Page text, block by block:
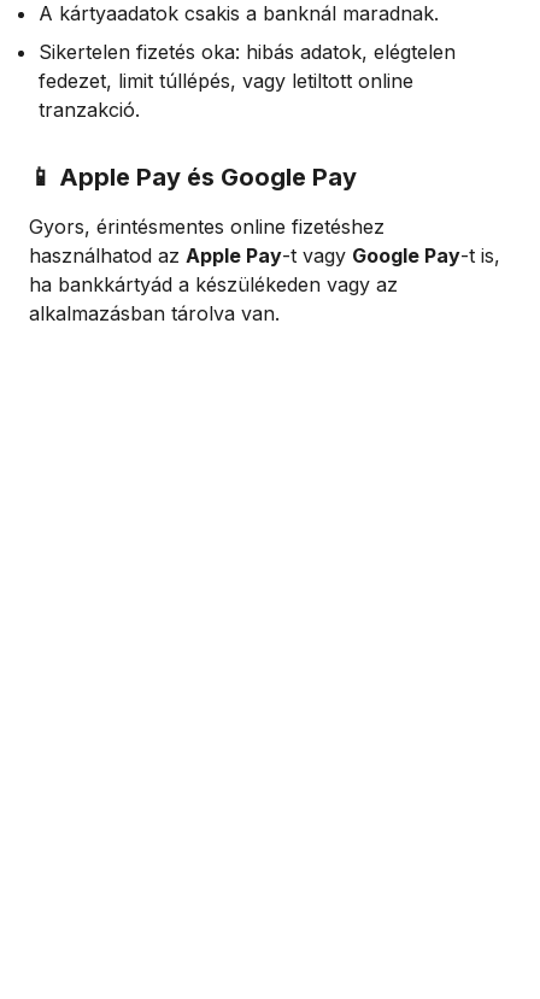
A kártyaadatok csakis a banknál maradnak.
Sikertelen fizetés oka: hibás adatok, elégtelen
fedezet, limit túllépés, vagy letiltott online
tranzakció.
📱 Apple Pay és Google Pay
Gyors, érintésmentes online fizetéshez
használhatod az Apple Pay-t vagy Google Pay-t is,
ha bankkártyád a készülékeden vagy az
alkalmazásban tárolva van.